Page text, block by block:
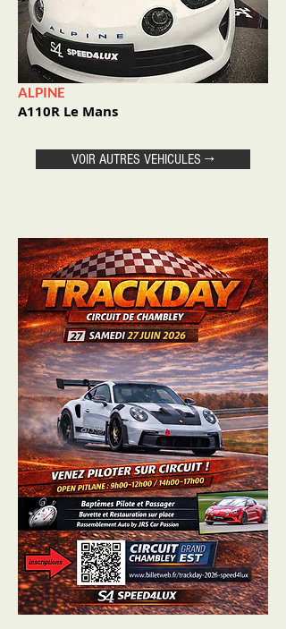
ALPINE
A110R Le Mans
VOIR AUTRES VEHICULES →